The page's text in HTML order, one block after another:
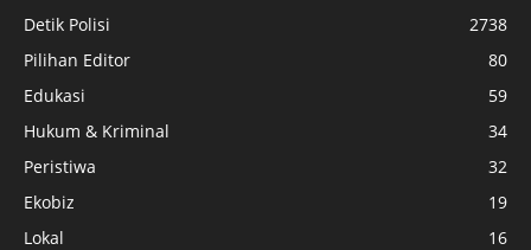
Detik Polisi
2738
Pilihan Editor
80
Edukasi
59
Hukum & Kriminal
34
Peristiwa
32
Ekobiz
19
Lokal
16